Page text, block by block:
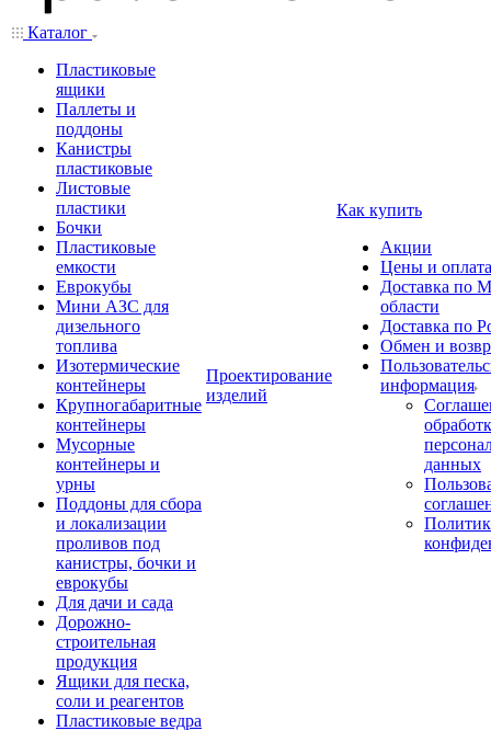
Каталог
Пластиковые
ящики
Паллеты и
поддоны
Канистры
пластиковые
Листовые
пластики
Бочки
Пластиковые
емкости
Еврокубы
Мини АЗС для
дизельного
топлива
Изотермические
контейнеры
Крупногабаритные
контейнеры
Мусорные
контейнеры и
урны
Поддоны для сбора
и локализации
проливов под
канистры, бочки и
еврокубы
Для дачи и сада
Дорожно-
строительная
продукция
Ящики для песка,
соли и реагентов
Пластиковые ведра
Проектирование
изделий
Как купить
Акции
Цены и оплата
Доставка по
области
Доставка по
Обмен и
информация
данных